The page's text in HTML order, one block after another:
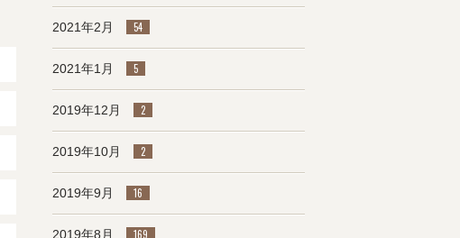
2021年2月 54
2021年1月 5
2019年12月 2
2019年10月 2
2019年9月 16
2019年8月 169